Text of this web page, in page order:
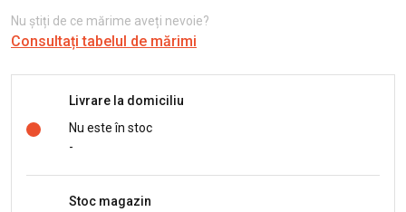
Nu știți de ce mărime aveți nevoie?
Consultați tabelul de mărimi
Livrare la domiciliu
Nu este în stoc
-
Stoc magazin